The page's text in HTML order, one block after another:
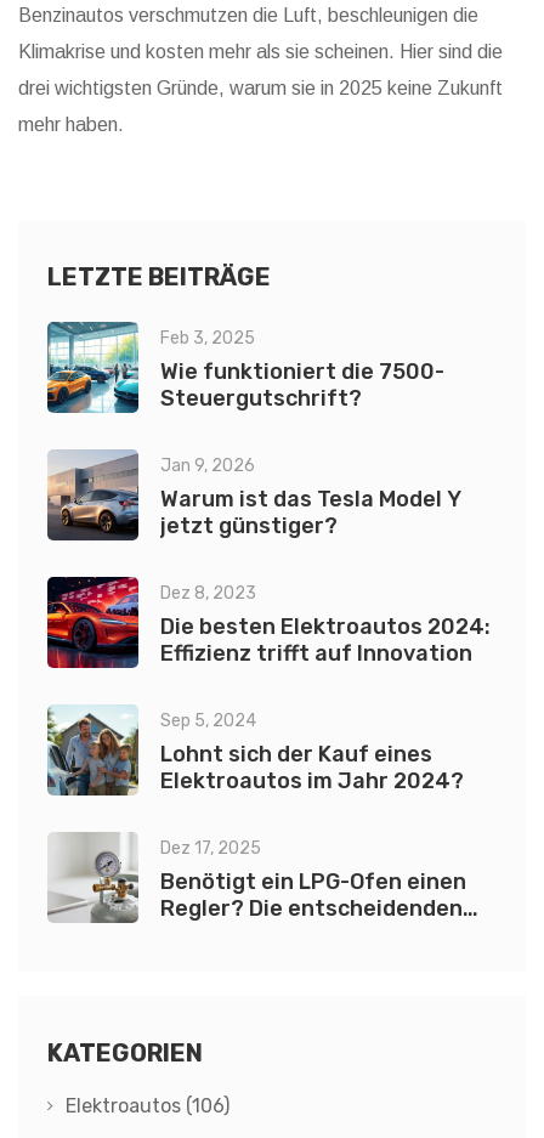
Benzinautos verschmutzen die Luft, beschleunigen die
Klimakrise und kosten mehr als sie scheinen. Hier sind die
drei wichtigsten Gründe, warum sie in 2025 keine Zukunft
mehr haben.
LETZTE BEITRÄGE
Feb 3, 2025
Wie funktioniert die 7500-
Steuergutschrift?
Jan 9, 2026
Warum ist das Tesla Model Y
jetzt günstiger?
Dez 8, 2023
Die besten Elektroautos 2024:
Effizienz trifft auf Innovation
Sep 5, 2024
Lohnt sich der Kauf eines
Elektroautos im Jahr 2024?
Dez 17, 2025
Benötigt ein LPG-Ofen einen
Regler? Die entscheidenden
KATEGORIEN
Elektroautos (106)